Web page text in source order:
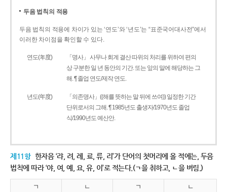
두음 법칙의 적용
두음 법칙의 적용에 차이가 있는 ‘연도’와 ‘년도’는 “표준국어대사전”에서
이러한 차이점을 확인할 수 있다.
연도(年度)
「명사」 사무나 회계 결산 따위의 처리를 위하여 편의
상 구분한 일 년 동안의 기간. 또는 앞의 말에 해당하는 그
해. ¶ 졸업 연도/제작 연도.
년도(年度)
「의존명사」((해를 뜻하는 말 뒤에 쓰여)) 일정한 기간
단위로서의 그해. ¶ 1985년도 출생자/1970년도 졸업
식/1990년도 예산안.
제11항 한자음 ‘랴, 려, 례, 료, 류, 리’가 단어의 첫머리에 올 적에는, 두음
법칙에 따라 ‘야, 여, 예, 요, 유, 이’로 적는다.(ㄱ을 취하고, ㄴ을 버림.)
ㄱ ㄴ ㄱ ㄴ